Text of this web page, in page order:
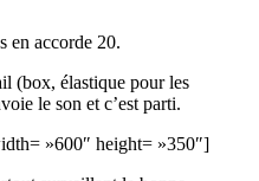
en accorde 20.
(box, élastique pour les
le son et c’est parti.
»600″ height= »350″]